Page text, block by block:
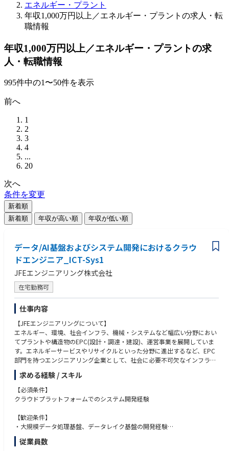
エネルギー・プラント
年収1,000万円以上／エネルギー・プラントの求人・転
職情報
年収1,000万円以上／エネルギー・プラントの求
人・転職情報
995件中の1〜50件を表示
前へ
1
2
3
4
...
20
次へ
条件を変更
新着順
新着順
年収が高い順 年収が低い順
データ/AI基盤およびシステム開発におけるクラウ
ドエンジニア_ICT-Sys1
JFEエンジニアリング株式会社
在宅勤務可
仕事内容
【JFEエンジニアリングについて】
エネルギー、環境、社会インフラ、機械・システムなど幅広い分野におい
てプラントや構造物のEPC(設計・調達・建設)、運営事業を展開していま
す。エネルギーサービスやリサイクルといった分野に進出するなど、EPC
部門を持つエンジニアリング企業として、社会に必要不可欠なインフラ構
造物を国内外に提供しています。
また、同業界の中でもIT投資、DX推進が活発な環境でPMとしても内製開
発者としても、
幅広いキャリアパスを描いていただける企業でございます。
【配属部署】
DX本部 DX＆ICTセンター データプラットフォーム開発部 Pla'cello開発室
【配属部門の説明】
求める経験 / スキル
【必須条件】
クラウドプラットフォームでのシステム開発経験
【歓迎条件】
・大規模データ処理基盤、データレイク基盤の開発経験
・ユーザーとの対話による要件定義経験
・バックエンドAPI開発経験
従業員数